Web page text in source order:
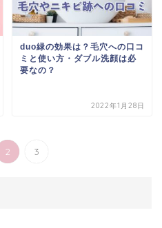
duo緑の効果は？毛穴への口コ
ミと使い方・ダブル洗顔は必
要なの？
2022年1月28日
2 3